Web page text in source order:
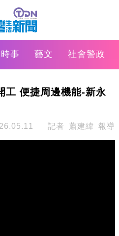
時事 藝文 社會警政
工 便捷周邊機能-新永
記者 蕭建緯 報導